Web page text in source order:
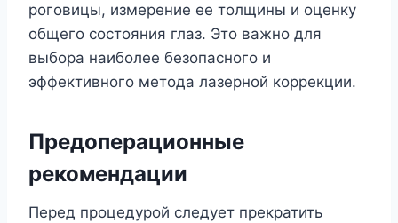
роговицы, измерение ее толщины и оценку
общего состояния глаз. Это важно для
выбора наиболее безопасного и
эффективного метода лазерной коррекции.
Предоперационные
рекомендации
Перед процедурой следует прекратить